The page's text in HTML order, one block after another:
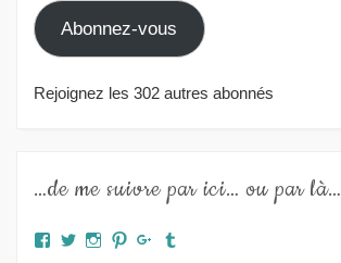
mail
Abonnez-vous
Rejoignez les 302 autres abonnés
…de me suivre par ici… ou par là…
Facebook
TwitterInstagram
PinterestGoogle+